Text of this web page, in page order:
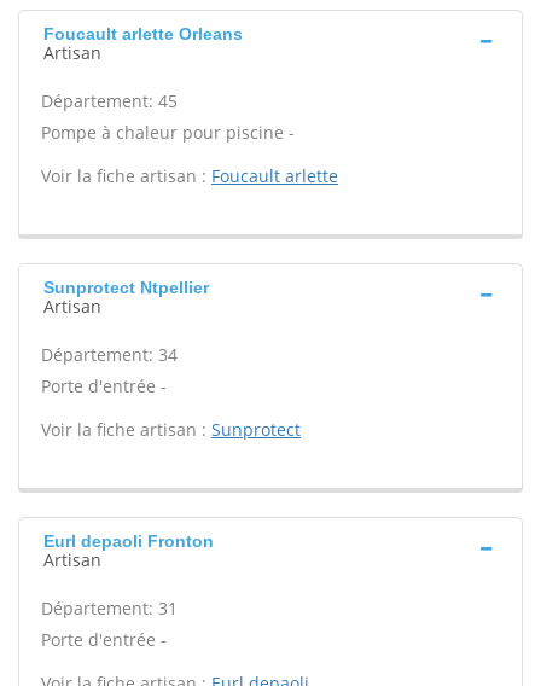
Foucault arlette Orleans
Artisan
Département: 45
Pompe à chaleur pour piscine -
Voir la fiche artisan : Foucault arlette
Sunprotect Ntpellier
Artisan
Département: 34
Porte d'entrée -
Voir la fiche artisan : Sunprotect
Eurl depaoli Fronton
Artisan
Département: 31
Porte d'entrée -